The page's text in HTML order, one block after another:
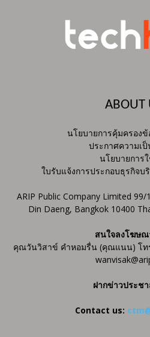
ABOUT
นโยบายการคุ้มครอง
ประกาศความเ
นโยบายการ
ใบรับแจ้งการประกอบธุรกิจ
ARIP Public Company Limited
Din Daeng, Bangkok 10400
สนใจลงโฆษ
คุณวันวิสาข์ คำหอมรื่น (คุณแนน) โทร
ฝากข่าวประช
Contact us: